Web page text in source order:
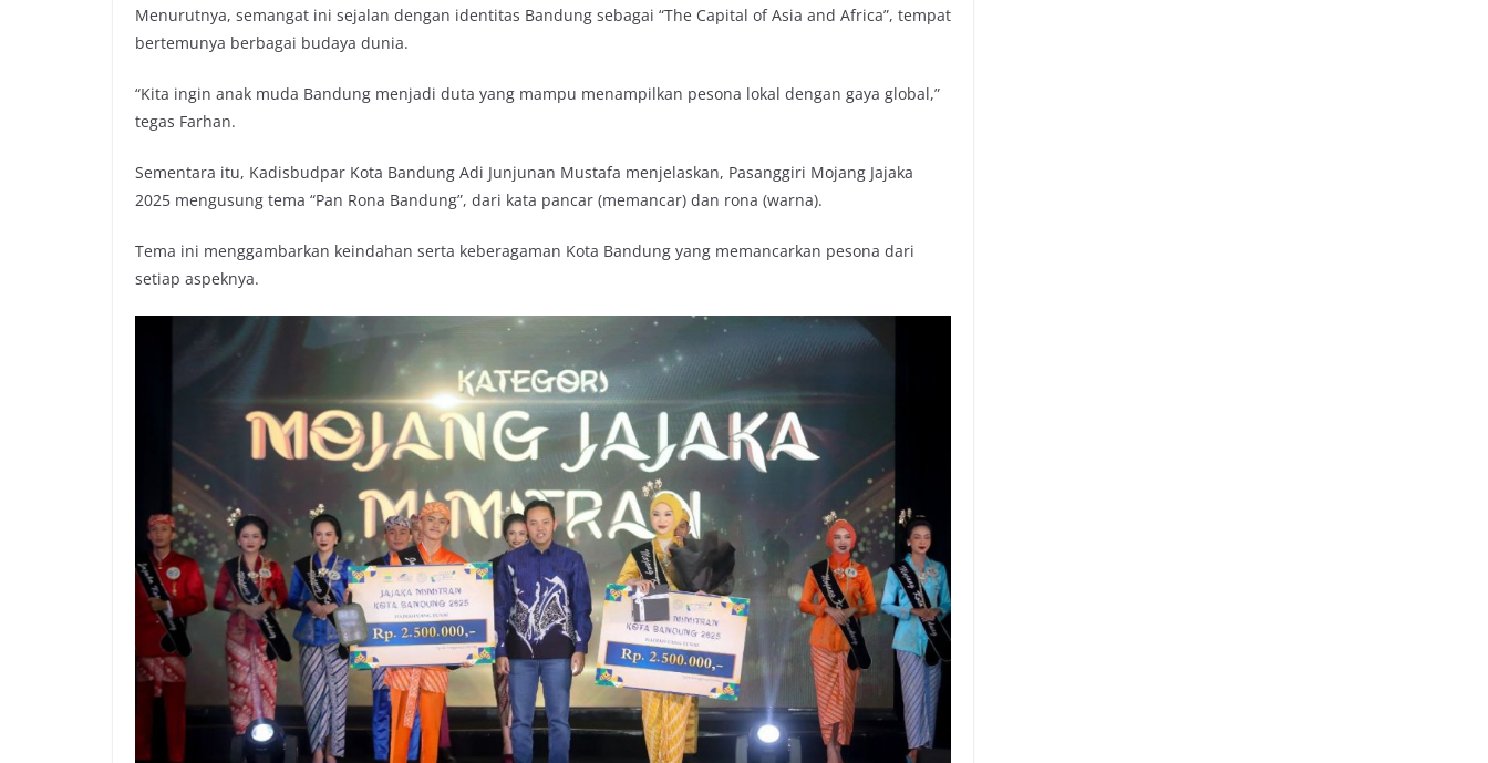
Menurutnya, semangat ini sejalan dengan identitas Bandung sebagai “The Capital of Asia and Africa”, tempat
bertemunya berbagai budaya dunia.
“Kita ingin anak muda Bandung menjadi duta yang mampu menampilkan pesona lokal dengan gaya global,”
tegas Farhan.
Sementara itu, Kadisbudpar Kota Bandung Adi Junjunan Mustafa menjelaskan, Pasanggiri Mojang Jajaka
2025 mengusung tema “Pan Rona Bandung”, dari kata pancar (memancar) dan rona (warna).
Tema ini menggambarkan keindahan serta keberagaman Kota Bandung yang memancarkan pesona dari
setiap aspeknya.